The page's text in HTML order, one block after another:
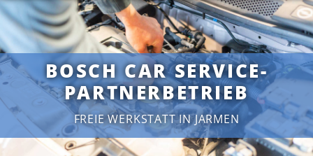
BOSCH CAR SERVICE-
PARTNERBETRIEB
FREIE WERKSTATT IN JARMEN